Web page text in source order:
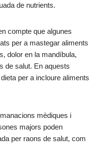
de nutrients.
compte que algunes
per a mastegar aliments
dolor en la mandíbula,
de salut. En aquests
per a incloure aliments
mèdiques i
majors poden
per raons de salut, com